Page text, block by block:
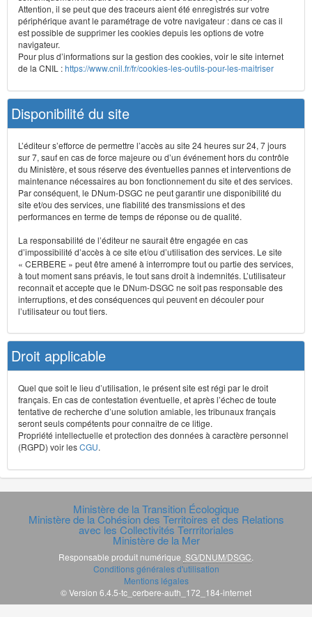
Attention, il se peut que des traceurs aient été enregistrés sur votre
périphérique avant le paramétrage de votre navigateur : dans ce cas il
est possible de supprimer les cookies depuis les options de votre
navigateur.
Pour plus d’informations sur la gestion des cookies, voir le site internet
de la CNIL :https://www.cnil.fr/fr/cookies-les-outils-pour-les-maitriser
Disponibilité du site
L’éditeur s’efforce de permettre l’accès au site 24 heures sur 24, 7 jours
sur 7, sauf en cas de force majeure ou d’un événement hors du contrôle
du Ministère, et sous réserve des éventuelles pannes et interventions de
maintenance nécessaires au bon fonctionnement du site et des services.
Par conséquent, le DNum-DSGC ne peut garantir une disponibilité du
site et/ou des services, une fiabilité des transmissions et des
performances en terme de temps de réponse ou de qualité.
La responsabilité de l’éditeur ne saurait être engagée en cas
d’impossibilité d’accès à ce site et/ou d’utilisation des services. Le site
« CERBERE » peut être amené à interrompre tout ou partie des services,
à tout moment sans préavis, le tout sans droit à indemnités. L’utilisateur
reconnaît et accepte que le DNum-DSGC ne soit pas responsable des
interruptions, et des conséquences qui peuvent en découler pour
l’utilisateur ou tout tiers.
Droit applicable
Quel que soit le lieu d’utilisation, le présent site est régi par le droit
français. En cas de contestation éventuelle, et après l’échec de toute
tentative de recherche d’une solution amiable, les tribunaux français
seront seuls compétents pour connaître de ce litige.
Propriété intellectuelle et protection des données à caractère personnel
(RGPD) voir lesCGU.
Ministère de la Transition Écologique
Ministère de la Cohésion des Territoires et des Relations
avec les Collectivités Terrritoriales
Ministère de la Mer
Responsable produit numérique SG/DNUM/DSGC
Conditions générales d'utilisation
Mentions légales
© Version 6.4.5-tc_cerbere-auth_172_184-internet